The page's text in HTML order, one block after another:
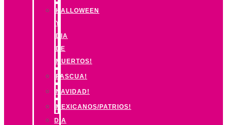
HALLOWEEN
Y
DIA
DE
MUERTOS!
PASCUA!
NAVIDAD!
MEXICANOS/PATRIOS!
DIA